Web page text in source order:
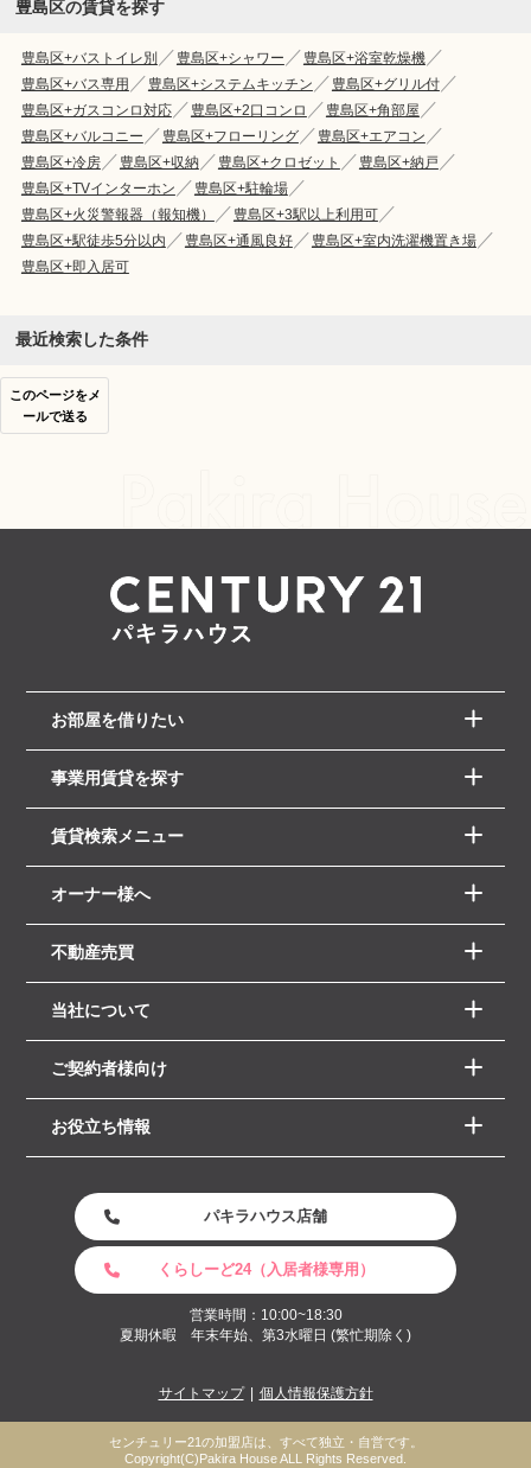
豊島区の賃貸を探す
豊島区+バストイレ別 豊島区+シャワー
豊島区+浴室乾燥機
豊島区+バス専用
豊島区+システムキッチン
豊島区+グリル付
豊島区+ガスコンロ対応
豊島区+2口コンロ
豊島区+角部屋
豊島区+バルコニー
豊島区+フローリング
豊島区+エアコン
豊島区+冷房
豊島区+収納 豊島区+クロゼット
豊島区+納戸
豊島区+TVインターホン
豊島区+駐輪場
豊島区+火災警報器（報知機）
豊島区+3駅以上利用可
豊島区+駅徒歩5分以内
豊島区+通風良好
豊島区+室内洗濯機置き場
豊島区+即入居可
最近検索した条件
このページをメ
ールで送る
お部屋を借りたい
事業用賃貸を探す
賃貸検索メニュー
オーナー様へ
不動産売買
当社について
ご契約者様向け
お役立ち情報
パキラハウス店舗
くらしーど24（入居者様専用）
営業時間：10:00~18:30
夏期休暇 年末年始、第3水曜日 (繁忙期除く)
サイトマップ 個人情報保護方針
センチュリー21の加盟店は、すべて独立・自営です。
Copyright(C)Pakira House ALL Rights Reserved.